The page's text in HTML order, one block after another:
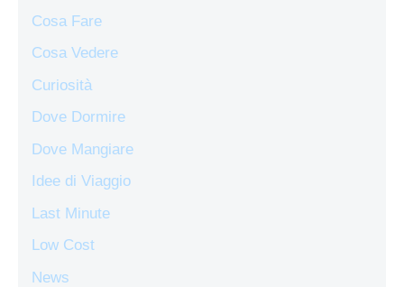
Cosa Fare
Cosa Vedere
Curiosità
Dove Dormire
Dove Mangiare
Idee di Viaggio
Last Minute
Low Cost
News